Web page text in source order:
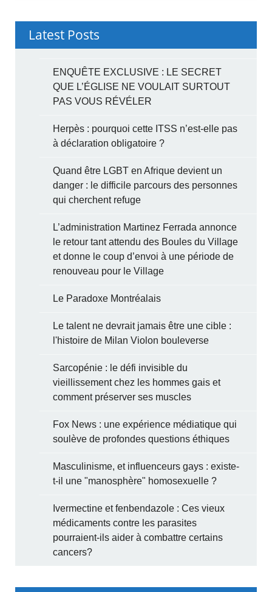
Latest Posts
ENQUÊTE EXCLUSIVE : LE SECRET
QUE L’ÉGLISE NE VOULAIT SURTOUT
PAS VOUS RÉVÉLER
Herpès : pourquoi cette ITSS n’est-elle pas
à déclaration obligatoire ?
Quand être LGBT en Afrique devient un
danger : le difficile parcours des personnes
qui cherchent refuge
L’administration Martinez Ferrada annonce
le retour tant attendu des Boules du Village
et donne le coup d’envoi à une période de
renouveau pour le Village
Le Paradoxe Montréalais
Le talent ne devrait jamais être une cible :
l'histoire de Milan Violon bouleverse
Sarcopénie : le défi invisible du
vieillissement chez les hommes gais et
comment préserver ses muscles
Fox News : une expérience médiatique qui
soulève de profondes questions éthiques
Masculinisme, et influenceurs gays : existe-
t-il une "manosphère" homosexuelle ?
Ivermectine et fenbendazole : Ces vieux
médicaments contre les parasites
pourraient-ils aider à combattre certains
cancers?